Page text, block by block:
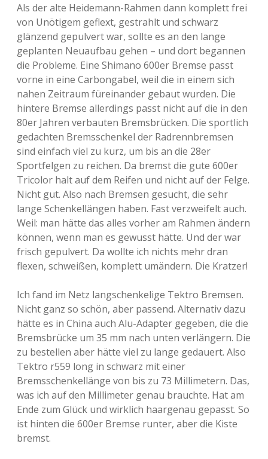
Als der alte Heidemann-Rahmen dann komplett frei
von Unötigem geflext, gestrahlt und schwarz
glänzend gepulvert war, sollte es an den lange
geplanten Neuaufbau gehen – und dort begannen
die Probleme. Eine Shimano 600er Bremse passt
vorne in eine Carbongabel, weil die in einem sich
nahen Zeitraum füreinander gebaut wurden. Die
hintere Bremse allerdings passt nicht auf die in den
80er Jahren verbauten Bremsbrücken. Die sportlich
gedachten Bremsschenkel der Radrennbremsen
sind einfach viel zu kurz, um bis an die 28er
Sportfelgen zu reichen. Da bremst die gute 600er
Tricolor halt auf dem Reifen und nicht auf der Felge.
Nicht gut. Also nach Bremsen gesucht, die sehr
lange Schenkellängen haben. Fast verzweifelt auch.
Weil: man hätte das alles vorher am Rahmen ändern
können, wenn man es gewusst hätte. Und der war
frisch gepulvert. Da wollte ich nichts mehr dran
flexen, schweißen, komplett umändern. Die Kratzer!
Ich fand im Netz langschenkelige Tektro Bremsen.
Nicht ganz so schön, aber passend. Alternativ dazu
hätte es in China auch Alu-Adapter gegeben, die die
Bremsbrücke um 35 mm nach unten verlängern. Die
zu bestellen aber hätte viel zu lange gedauert. Also
Tektro r559 long in schwarz mit einer
Bremsschenkellänge von bis zu 73 Millimetern. Das,
was ich auf den Millimeter genau brauchte. Hat am
Ende zum Glück und wirklich haargenau gepasst. So
ist hinten die 600er Bremse runter, aber die Kiste
bremst.